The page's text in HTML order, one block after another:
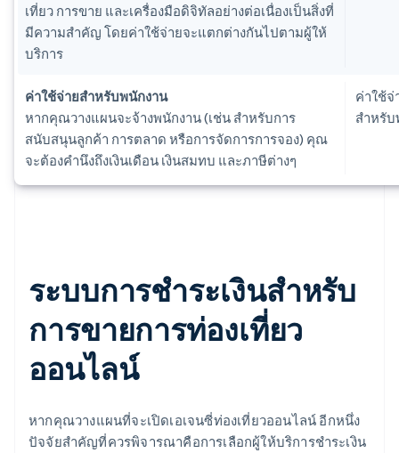
เที่ยว การขาย และเครื่องมือดิจิทัลอย่างต่อเนื่องเป็นสิ่งที่
มีความสำคัญ โดยค่าใช้จ่ายจะแตกต่างกันไปตามผู้ให้
บริการ
ค่าใช้จ่ายสำหรับพนักงาน
หากคุณวางแผนจะจ้างพนักงาน (เช่น สำหรับการ
สนับสนุนลูกค้า การตลาด หรือการจัดการการจอง) คุณ
จะต้องคำนึงถึงเงินเดือน เงินสมทบ และภาษีต่างๆ
ค่าใช้จ่
สำหรับ
ระบบการชำระเงินสำหรับ
การขายการท่องเที่ยว
ออนไลน์
หากคุณวางแผนที่จะเปิดเอเจนซี่ท่องเที่ยวออนไลน์ อีกหนึ่ง
ปัจจัยสำคัญที่ควรพิจารณาคือการเลือกผู้ให้บริการชำระเงิน